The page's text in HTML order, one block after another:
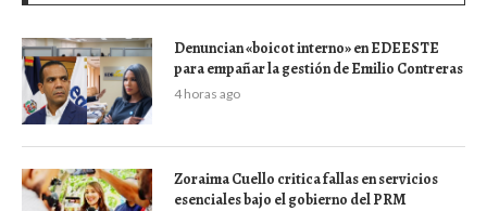
Denuncian «boicot interno» en EDEESTE
para empañar la gestión de Emilio Contreras
4 horas ago
Zoraima Cuello critica fallas en servicios
esenciales bajo el gobierno del PRM